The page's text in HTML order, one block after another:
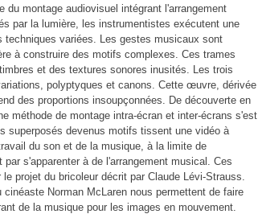
du montage audiovisuel intégrant l'arrangement
par la lumière, les instrumentistes exécutent une
techniques variées. Les gestes musicaux sont
à construire des motifs complexes. Ces trames
et des textures sonores inusités. Les trois
polyptyques et canons. Cette œuvre, dérivée
des proportions insoupçonnées. De découverte en
méthode de montage intra-écran et inter-écrans s'est
superposés devenus motifs tissent une vidéo à
du son et de la musique, à la limite de
s'apparenter à de l'arrangement musical. Ces
projet du bricoleur décrit par Claude Lévi-Strauss.
Norman McLaren nous permettent de faire
de la musique pour les images en mouvement.